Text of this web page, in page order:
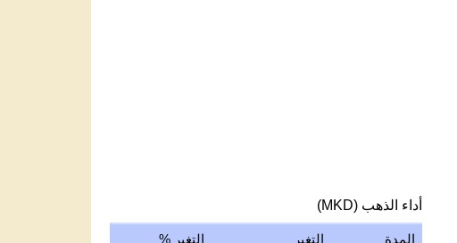
أداء الذهب (MKD)
المدة التغير التغير %